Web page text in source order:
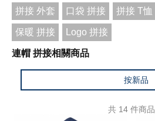
拼接 外套 口袋 拼接 拼接 T恤
保暖 拼接 Logo 拼接
連帽 拼接相關商品
按新品
共 14 件商品